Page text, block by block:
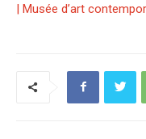
| Musée d’art